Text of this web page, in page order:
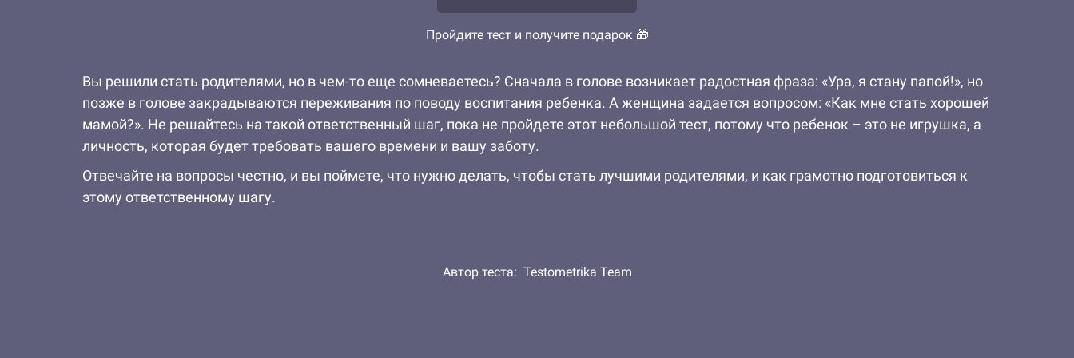
Пройдите тест и получите подарок 🎁
Вы решили стать родителями, но в чем-то еще сомневаетесь? Сначала в голове возникает радостная фраза: «Ура, я стану папой!», но
позже в голове закрадываются переживания по поводу воспитания ребенка. А женщина задается вопросом: «Как мне стать хорошей
мамой?». Не решайтесь на такой ответственный шаг, пока не пройдете этот небольшой тест, потому что ребенок – это не игрушка, а
личность, которая будет требовать вашего времени и вашу заботу.
Отвечайте на вопросы честно, и вы поймете, что нужно делать, чтобы стать лучшими родителями, и как грамотно подготовиться к
этому ответственному шагу.
Автор теста: Testometrika Team